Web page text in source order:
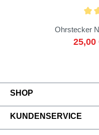
Ohrstecker
25,00
SHOP
KUNDENSERVICE